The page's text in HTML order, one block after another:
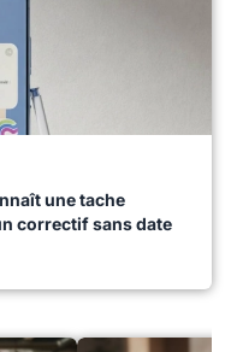
une tache
correctif sans date